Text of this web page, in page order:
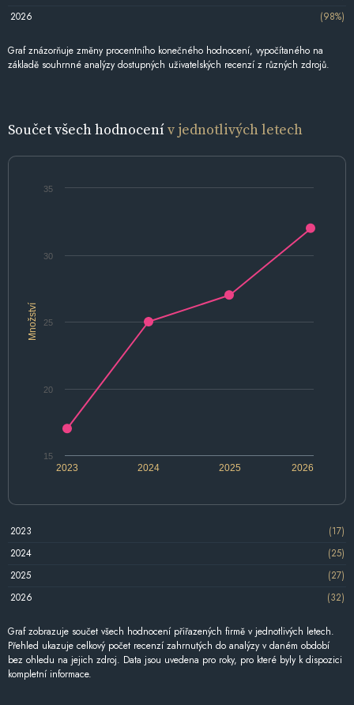
2026
(98%)
Graf znázorňuje změny procentního konečného hodnocení, vypočítaného na
základě souhrnné analýzy dostupných uživatelských recenzí z různých zdrojů.
Součet všech hodnocenív jednotlivých letech
Množství
2024 2026
2023 2025
15
20
25
30
35
2023
(17)
2024
(25)
2025
(27)
2026
(32)
Graf zobrazuje součet všech hodnocení přiřazených firmě v jednotlivých letech.
Přehled ukazuje celkový počet recenzí zahrnutých do analýzy v daném období
bez ohledu na jejich zdroj. Data jsou uvedena pro roky, pro které byly k dispozici
kompletní informace.